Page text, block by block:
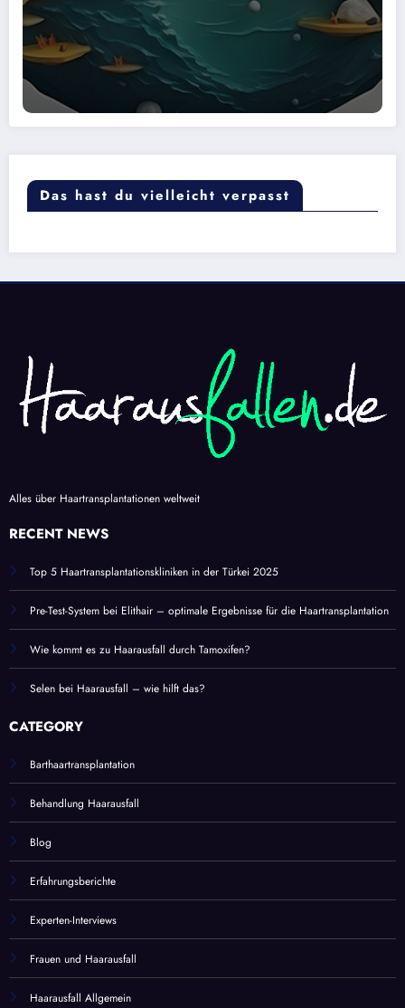
Das hast du vielleicht verpasst
Alles über Haartransplantationen weltweit
RECENT NEWS
Top 5 Haartransplantationskliniken in der Türkei 2025
Pre-Test-System bei Elithair – optimale Ergebnisse für die Haartransplantation
Wie kommt es zu Haarausfall durch Tamoxifen?
Selen bei Haarausfall – wie hilft das?
CATEGORY
Barthaartransplantation
Behandlung Haarausfall
Blog
Erfahrungsberichte
Experten-Interviews
Frauen und Haarausfall
Haarausfall Allgemein